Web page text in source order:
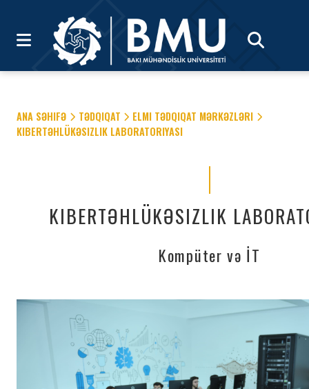
ANA SƏHIFƏ TƏDQIQAT
ELMI TƏDQIQAT MƏRKƏZLƏRI
KIBERTƏHLÜKƏSIZLIK LABORATORIYASI
KIBERTƏHLÜKƏSIZLIK
Kompüter və İT